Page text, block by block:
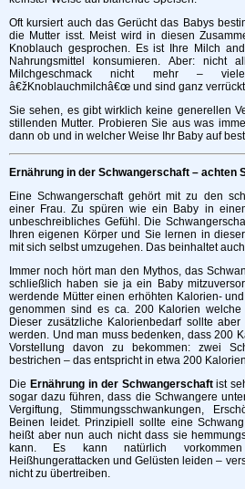
Oft kursiert auch das Gerücht das Babys
die Mutter isst. Meist wird in diesen
Knoblauch gesprochen. Es ist Ihre Milch
Nahrungsmittel konsumieren. Aber: nicht
Milchgeschmack nicht mehr –
â€žKnoblauchmilchâ€œ und sind ganz
Sie sehen, es gibt wirklich keine generellen
stillenden Mutter. Probieren Sie aus was
dann ob und in welcher Weise Ihr Baby auf
Ernährung in der Schwangerschaft – achten
Eine Schwangerschaft gehört mit zu den
einer Frau. Zu spüren wie ein Baby in
unbeschreibliches Gefühl. Die
Ihren eigenen Körper und Sie lernen in
mit sich selbst umzugehen. Das beinhaltet
Immer noch hört man den Mythos, das
schließlich haben sie ja ein Baby
werdende Mütter einen erhöhten Kalorien-
genommen sind es ca. 200 Kalorien
Dieser zusätzliche Kalorienbedarf sollte
werden. Und man muss bedenken, dass 200
Vorstellung davon zu bekommen: zwei
bestrichen – das entspricht in etwa 200
Die Ernährung in der Schwangerschaftist
sogar dazu führen, dass die Schwangere
Vergiftung, Stimmungsschwankungen,
Beinen leidet. Prinzipiell sollte eine
heißt aber nun auch nicht dass sie
kann. Es kann natürlich
Heißhungerattacken und Gelüsten leiden –
nicht zu übertreiben.